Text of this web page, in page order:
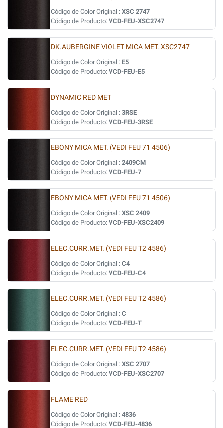
Código de Color Original : XSC 2747
Código de Producto: VCD-FEU-XSC2747
DK.AUBERGINE VIOLET MICA MET. XSC2747
Código de Color Original : E5
Código de Producto: VCD-FEU-E5
DYNAMIC RED MET.
Código de Color Original : 3RSE
Código de Producto: VCD-FEU-3RSE
EBONY MICA MET. (VEDI FEU 71 4506)
Código de Color Original : 2409CM
Código de Producto: VCD-FEU-7
EBONY MICA MET. (VEDI FEU 71 4506)
Código de Color Original : XSC 2409
Código de Producto: VCD-FEU-XSC2409
ELEC.CURR.MET. (VEDI FEU T2 4586)
Código de Color Original : C4
Código de Producto: VCD-FEU-C4
ELEC.CURR.MET. (VEDI FEU T2 4586)
Código de Color Original : C
Código de Producto: VCD-FEU-T
ELEC.CURR.MET. (VEDI FEU T2 4586)
Código de Color Original : XSC 2707
Código de Producto: VCD-FEU-XSC2707
FLAME RED
Código de Color Original : 4836
Código de Producto: VCD-FEU-4836